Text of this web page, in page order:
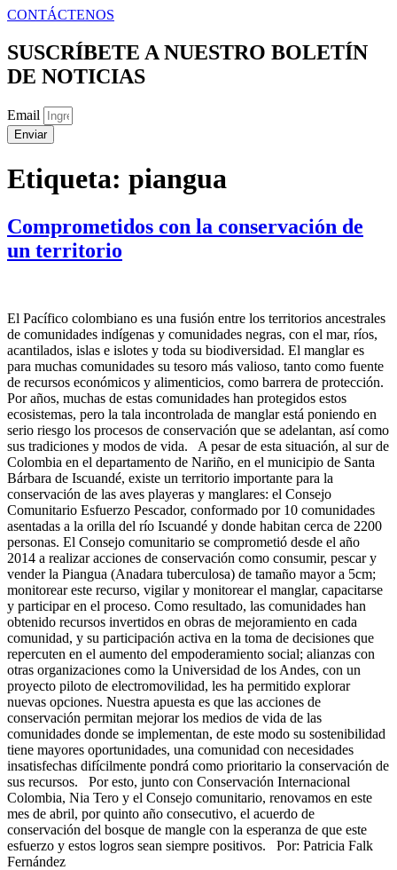
CONTÁCTENOS
SUSCRÍBETE A NUESTRO BOLETÍN
DE NOTICIAS
Email
Enviar
Etiqueta: piangua
Comprometidos con la conservación de
un territorio
El Pacífico colombiano es una fusión entre los territorios ancestrales
de comunidades indígenas y comunidades negras, con el mar, ríos,
acantilados, islas e islotes y toda su biodiversidad. El manglar es
para muchas comunidades su tesoro más valioso, tanto como fuente
de recursos económicos y alimenticios, como barrera de protección.
Por años, muchas de estas comunidades han protegidos estos
ecosistemas, pero la tala incontrolada de manglar está poniendo en
serio riesgo los procesos de conservación que se adelantan, así como
sus tradiciones y modos de vida. A pesar de esta situación, al sur de
Colombia en el departamento de Nariño, en el municipio de Santa
Bárbara de Iscuandé, existe un territorio importante para la
conservación de las aves playeras y manglares: el Consejo
Comunitario Esfuerzo Pescador, conformado por 10 comunidades
asentadas a la orilla del río Iscuandé y donde habitan cerca de 2200
personas. El Consejo comunitario se comprometió desde el año
2014 a realizar acciones de conservación como consumir, pescar y
vender la Piangua (Anadara tuberculosa) de tamaño mayor a 5cm;
monitorear este recurso, vigilar y monitorear el manglar, capacitarse
y participar en el proceso. Como resultado, las comunidades han
obtenido recursos invertidos en obras de mejoramiento en cada
comunidad, y su participación activa en la toma de decisiones que
repercuten en el aumento del empoderamiento social; alianzas con
otras organizaciones como la Universidad de los Andes, con un
proyecto piloto de electromovilidad, les ha permitido explorar
nuevas opciones. Nuestra apuesta es que las acciones de
conservación permitan mejorar los medios de vida de las
comunidades donde se implementan, de este modo su sostenibilidad
tiene mayores oportunidades, una comunidad con necesidades
insatisfechas difícilmente pondrá como prioritario la conservación de
sus recursos. Por esto, junto con Conservación Internacional
Colombia, Nia Tero y el Consejo comunitario, renovamos en este
mes de abril, por quinto año consecutivo, el acuerdo de
conservación del bosque de mangle con la esperanza de que este
esfuerzo y estos logros sean siempre positivos. Por: Patricia Falk
Fernández